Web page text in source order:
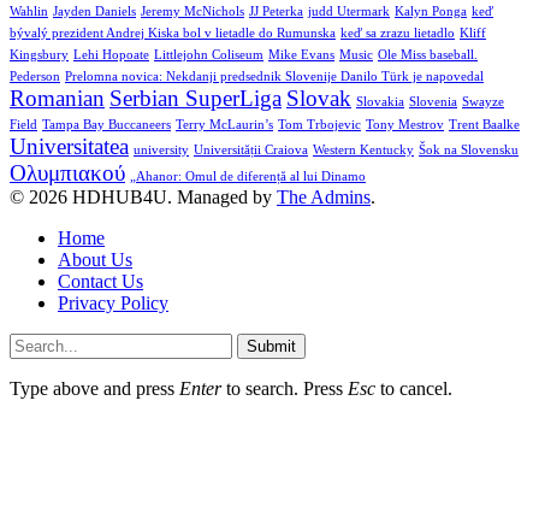
Wahlin Jayden Daniels Jeremy McNichols JJ Peterka judd Utermark Kalyn Ponga keď
bývalý prezident Andrej Kiska bol v lietadle do Rumunska keď sa zrazu lietadlo Kliff
Kingsbury Lehi Hopoate Littlejohn Coliseum Mike Evans Music Ole Miss baseball.
Pederson Prelomna novica: Nekdanji predsednik Slovenije Danilo Türk je napovedal
Romanian Serbian SuperLiga Slovak Slovakia Slovenia Swayze
Field Tampa Bay Buccaneers Terry McLaurin’s Tom Trbojevic Tony Mestrov Trent Baalke
Universitatea university Universității Craiova Western Kentucky Šok na Slovensku
Ολυμπιακού „Ahanor: Omul de diferență al lui Dinamo
© 2026 HDHUB4U. Managed by The Admins.
Home
About Us
Contact Us
Privacy Policy
Submit
Type above and press Enterto search. Press Esc to cancel.